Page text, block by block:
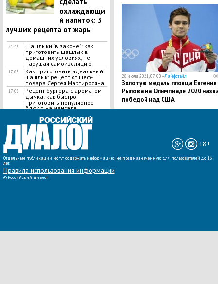
охлаждающи
й напиток: 3
лучших рецепта от жары
21:45
Шашлыки "в законе": как
приготовить шашлык в
домашних условиях, не
нарушая самоизоляцию
17:05
Как приготовить идеальный
шашлык​: рецепт от шеф-
повара Сергея Мартиросяна
17:03
Рецепт бургера с ароматом
дымка: как быстро
приготовить популярное
блюдо на мангале
ВСЕ НОВОСТИ »
28 июля 2021, 07:00 —Лайфстайл
Золотую медаль пловца Евгения
Рылова на Олимпиаде 2020
победой над США
18+
Отдельные публикации могут содержать информацию, не предназначенную для пользователей до 16
лет.
Правила использования информации
© Российский диалог